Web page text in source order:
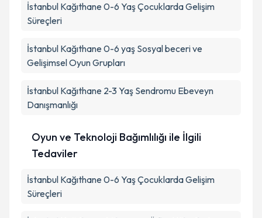
İstanbul Kağıthane 0-6 Yaş Çocuklarda Gelişim
Süreçleri
İstanbul Kağıthane 0-6 yaş Sosyal beceri ve
Gelişimsel Oyun Grupları
İstanbul Kağıthane 2-3 Yaş Sendromu Ebeveyn
Danışmanlığı
Oyun ve Teknoloji Bağımlılığı ile İlgili
Tedaviler
İstanbul Kağıthane 0-6 Yaş Çocuklarda Gelişim
Süreçleri